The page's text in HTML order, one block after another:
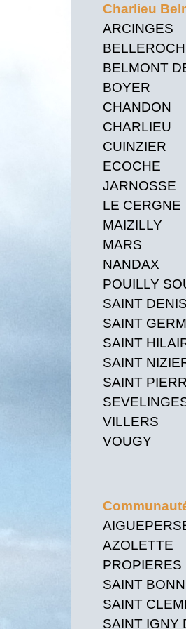
Charlieu
ARCINGES
BELMONT
BOYER
CHANDON
CHARLIEU
CUINZIER
ECOCHE
JARNOSSE
LE CERGNE
MAIZILLY
MARS
NANDAX
POUILLY
SAINT
SAINT
SAINT
SAINT
SAINT
VILLERS
VOUGY
AZOLETTE
PROPIERES
SAINT
SAINT
SAINT IGNY